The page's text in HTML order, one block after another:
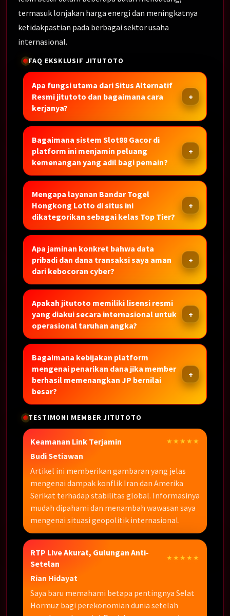
termasuk lonjakan harga energi dan meningkatnya
ketidakpastian pada berbagai sektor usaha
internasional.
FAQ EKSKLUSIF JITUTOTO
Apa fungsi utama dari Situs Alternatif
Resmi jitutoto dan bagaimana cara
kerjanya?
Bagaimana sistem Slot88 Gacor di
platform ini menjamin peluang
kemenangan yang adil bagi pemain?
Mengapa layanan Bandar Togel
Hongkong Lotto di situs ini
dikategorikan sebagai kelas Top Tier?
Apa jaminan konkret bahwa data
pribadi dan dana transaksi saya aman
dari kebocoran cyber?
Apakah jitutoto memiliki lisensi resmi
yang diakui secara internasional untuk
operasional taruhan angka?
Bagaimana kebijakan platform
mengenai penarikan dana jika member
berhasil memenangkan JP bernilai
besar?
TESTIMONI MEMBER JITUTOTO
Keamanan Link Terjamin ★★★★★
Budi Setiawan
Artikel ini memberikan gambaran yang jelas
mengenai dampak konflik Iran dan Amerika
Serikat terhadap stabilitas global. Informasinya
mudah dipahami dan menambah wawasan saya
mengenai situasi geopolitik internasional.
RTP Live Akurat, Gulungan Anti-
Setelan
★★★★★
Rian Hidayat
Saya baru memahami betapa pentingnya Selat
Hormuz bagi perekonomian dunia setelah